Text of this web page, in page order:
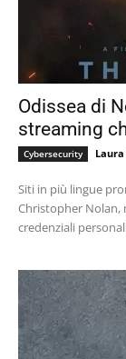
Odissea di
streaming
Cybersecurity
Siti in più lingue
Christopher Nolan,